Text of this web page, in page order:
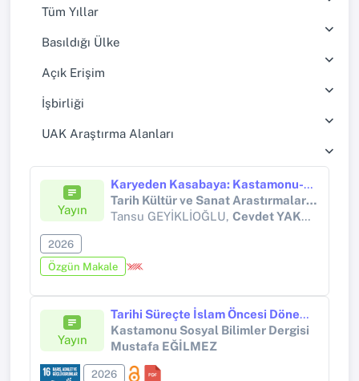
Tüm Yıllar
Basıldığı Ülke
Açık Erişim
İşbirliği
UAK Araştırma Alanları
Yayın
Karyeden Kasabaya: Kastamonu-Ağlı Örneğinde Zaviyelerin İskân ve Türk Kültürünün Teşekkülüne Etkileri
Tarih Kültür ve Sanat Arastırmaları Dergisi
Tansu GEYİKLİOĞLU, Cevdet YAKUPOĞLU
2026
Özgün Makale
Yayın
Tarihi Süreçte İslam Öncesi Dönemden Günümüze Cahiliye Anlayışı
Kastamonu Sosyal Bilimler Dergisi
Mustafa EĞİLMEZ
2026